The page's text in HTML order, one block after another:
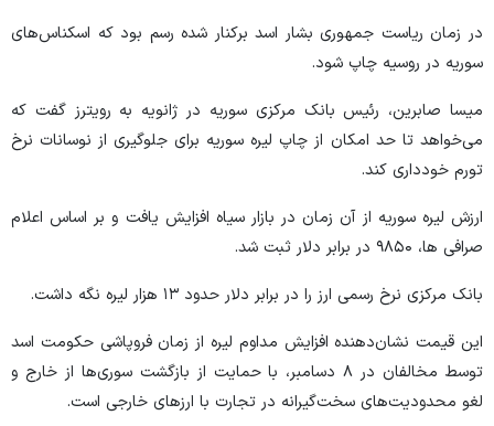
در زمان ریاست جمهوری بشار اسد برکنار شده رسم بود که اسکناس‌های
سوریه در روسیه چاپ شود.
میسا صابرین، رئیس بانک مرکزی سوریه در ژانویه به رویترز گفت که
می‌خواهد تا حد امکان از چاپ لیره سوریه برای جلوگیری از نوسانات نرخ
تورم خودداری کند.
ارزش لیره سوریه از آن زمان در بازار سیاه افزایش یافت و بر اساس اعلام
صرافی ها، ۹۸۵۰ در برابر دلار ثبت شد.
بانک مرکزی نرخ رسمی ارز را در برابر دلار حدود ۱۳ هزار لیره نگه داشت.
این قیمت نشان‌دهنده افزایش مداوم لیره از زمان فروپاشی حکومت اسد
توسط مخالفان در ۸ دسامبر، با حمایت از بازگشت سوری‌ها از خارج و
لغو محدودیت‌های سخت‌گیرانه در تجارت با ارز‌های خارجی است.